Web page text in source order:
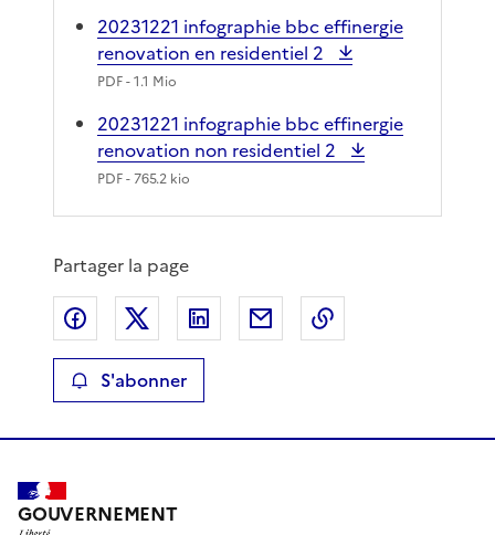
20231221 infographie bbc effinergie
renovation en residentiel 2
PDF- 1.1 Mio
20231221 infographie bbc effinergie
renovation non residentiel 2
PDF- 765.2 kio
Partager la page
Partager sur Facebook
Partager sur XPartager sur LinkedIn
Partager par email
S'abonner
GOUVERNEMENT